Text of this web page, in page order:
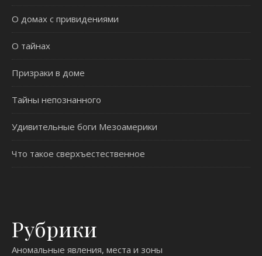
О домах с привидениями
О тайнах
Призраки в доме
Тайны непознанного
Удивительные боги Мезоамерики
Что такое сверхъестественное
Рубрики
Аномальные явления, места и зоны